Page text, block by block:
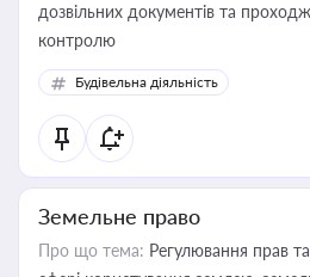
дозвільних документів та
контролю
Будівельна діяльність
Земельне право
Про що тема: Регулювання прав та